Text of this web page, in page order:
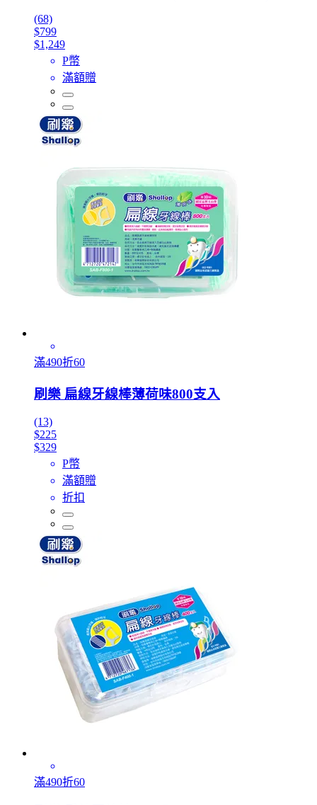
(68)
$799
$1,249
P幣
滿額贈
滿490折60
刷樂 扁線牙線棒薄荷味800支入
(13)
$225
$329
P幣
滿額贈
折扣
滿490折60